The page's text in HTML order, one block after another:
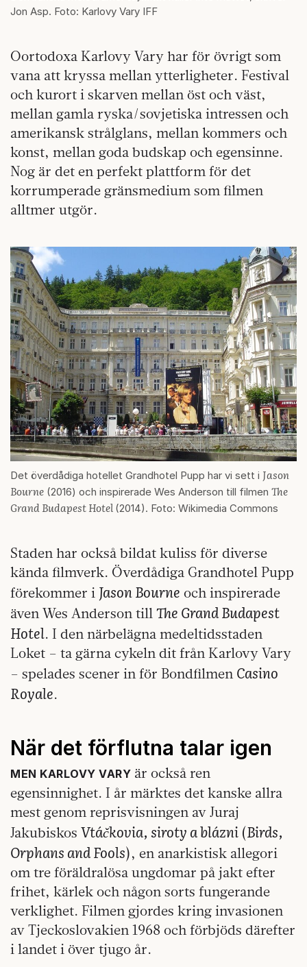
Jon Asp. Foto: Karlovy Vary IFF
Oortodoxa Karlovy Vary har för övrigt som
vana att kryssa mellan ytterligheter. Festival
och kurort i skarven mellan öst och väst,
mellan gamla ryska/sovjetiska intressen och
amerikansk strålglans, mellan kommers och
konst, mellan goda budskap och egensinne.
Nog är det en perfekt plattform för det
korrumperade gränsmedium som filmen
alltmer utgör.
Det överdådiga hotellet Grandhotel Pupp har vi sett i Jason
Bourne (2016) och inspirerade Wes Anderson till filmen The
Grand Budapest Hotel (2014). Foto: Wikimedia Commons
Staden har också bildat kuliss för diverse
kända filmverk. Överdådiga Grandhotel Pupp
förekommer i Jason Bourne och inspirerade
även Wes Anderson till The Grand Budapest
Hotel. I den närbelägna medeltidsstaden
Loket – ta gärna cykeln dit från Karlovy Vary
– spelades scener in för Bondfilmen Casino
Royale.
När det förflutna talar igen
MEN KARLOVY VARY är också ren
egensinnighet. I år märktes det kanske allra
mest genom reprisvisningen av Juraj
Jakubiskos Vtáčkovia, siroty a blázni (Birds,
Orphans and Fools), en anarkistisk allegori
om tre föräldralösa ungdomar på jakt efter
frihet, kärlek och någon sorts fungerande
verklighet. Filmen gjordes kring invasionen
av Tjeckoslovakien 1968 och förbjöds därefter
i landet i över tjugo år.